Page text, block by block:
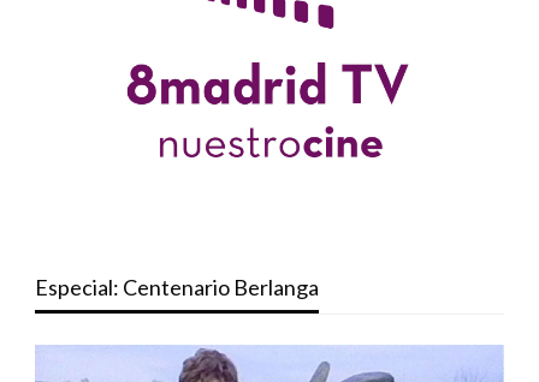
Especial: Centenario Berlanga